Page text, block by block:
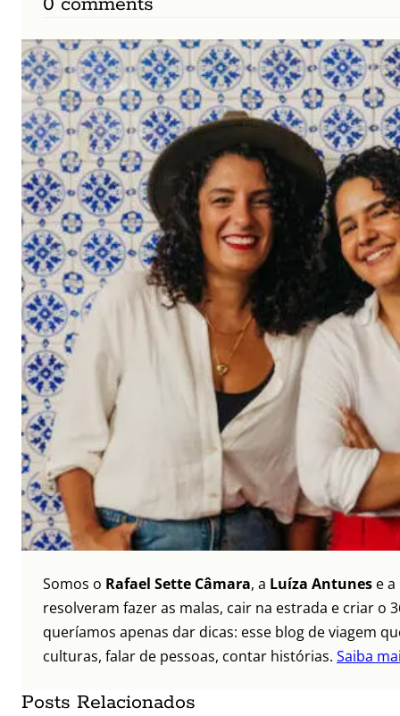
Somos o Rafael Sette Câmara, a Luíza Antunes e a
resolveram fazer as malas, cair na estrada e criar o
queríamos apenas dar dicas: esse blog de viagem
culturas, falar de pessoas, contar histórias. Saiba
Posts Relacionados